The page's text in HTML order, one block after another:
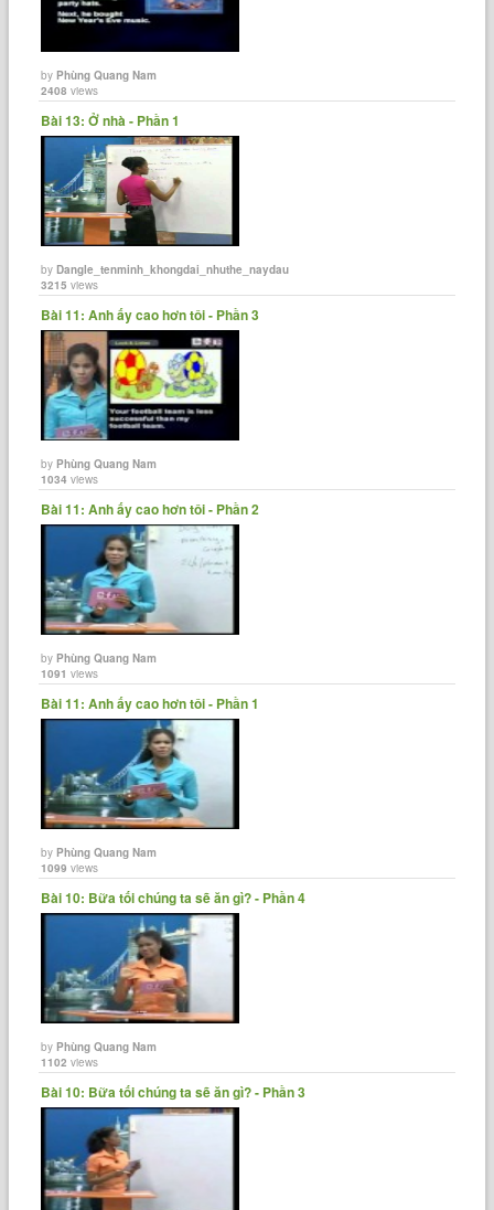
byPhùng Quang Nam
2408 views
Bài 13: Ở nhà - Phần 1
byDangle_tenminh_khongdai_nhuthe_naydau
3215 views
Bài 11: Anh ấy cao hơn tôi - Phần 3
byPhùng Quang Nam
1034 views
Bài 11: Anh ấy cao hơn tôi - Phần 2
byPhùng Quang Nam
1091 views
Bài 11: Anh ấy cao hơn tôi - Phần 1
byPhùng Quang Nam
1099 views
Bài 10: Bữa tối chúng ta sẽ ăn gì? - Phần 4
byPhùng Quang Nam
1102 views
Bài 10: Bữa tối chúng ta sẽ ăn gì? - Phần 3